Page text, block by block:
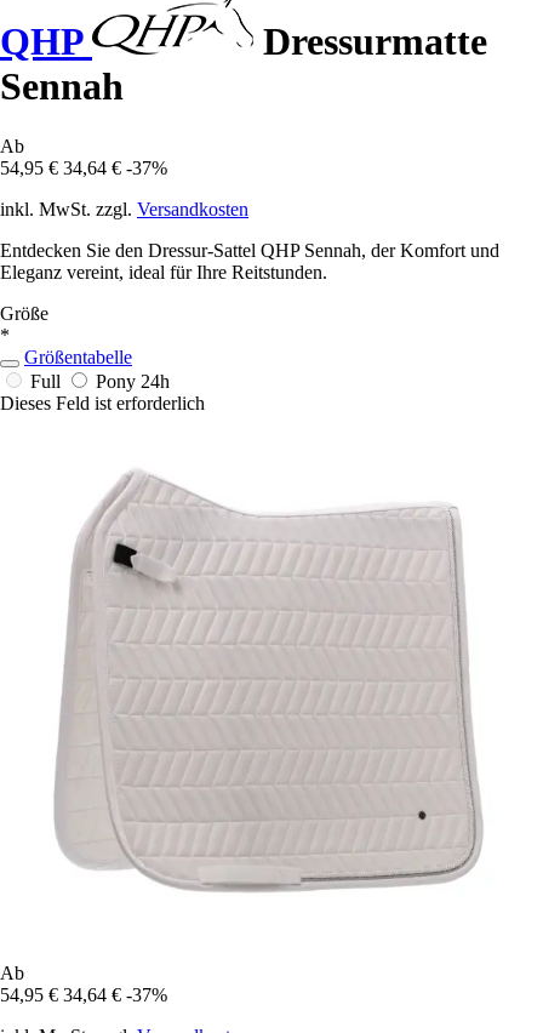
QHP
Dressurmatte
Sennah
Ab
54,95 € 34,64 € -37%
inkl. MwSt. zzgl. Versandkosten
Entdecken Sie den Dressur-Sattel QHP Sennah, der Komfort und
Eleganz vereint, ideal für Ihre Reitstunden.
Größe
*
Größentabelle
Full
Pony 24h
Dieses Feld ist erforderlich
Ab
54,95 € 34,64 € -37%